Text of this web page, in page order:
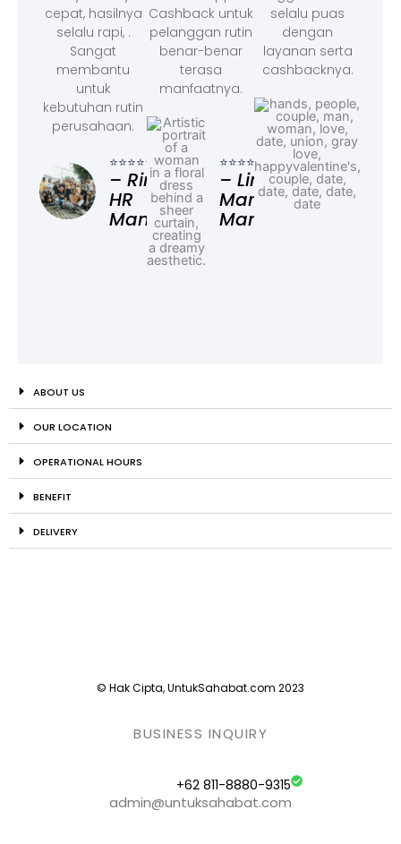
cepat, hasilnya
selalu rapi, .
Sangat
membantu
untuk
kebutuhan rutin
perusahaan.
⭐⭐⭐⭐⭐
– Rina,
HR
Manager
Cashback untuk
pelanggan rutin
benar-benar
terasa
manfaatnya.
⭐⭐⭐⭐⭐
– Linda,
Marketing
Manager
selalu puas
dengan
layanan serta
cashbacknya.
ABOUT US
OUR LOCATION
OPERATIONAL HOURS
BENEFIT
DELIVERY
© Hak Cipta, UntukSahabat.com 2023
BUSINESS INQUIRY
+62 811-8880-9315
admin@untuksahabat.com